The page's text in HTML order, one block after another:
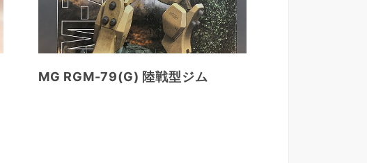
MG RGM-79(G) 陸戦型ジム